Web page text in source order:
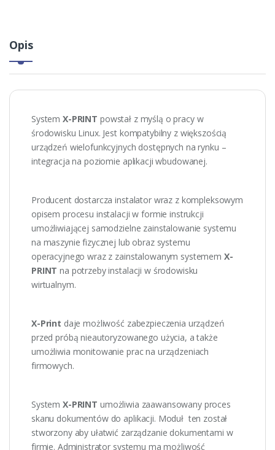
Opis
SystemX-PRINT powstał z myślą o pracy w
środowisku Linux. Jest kompatybilny z większością
urządzeń wielofunkcyjnych dostępnych na rynku –
integracja na poziomie aplikacji wbudowanej.
Producent dostarcza instalator wraz z kompleksowym
opisem procesu instalacji w formie instrukcji
umożliwiającej samodzielne zainstalowanie systemu
na maszynie fizycznej lub obraz systemu
operacyjnego wraz z zainstalowanym systemem X-
PRINTna potrzeby instalacji w środowisku
wirtualnym.
X-Print daje możliwość zabezpieczenia urządzeń
przed próbą nieautoryzowanego użycia, a także
umożliwia monitowanie prac na urządzeniach
firmowych.
SystemX-PRINT umożliwia zaawansowany proces
skanu dokumentów do aplikacji. Moduł ten został
stworzony aby ułatwić zarządzanie dokumentami w
firmie. Administrator systemu ma możliwość